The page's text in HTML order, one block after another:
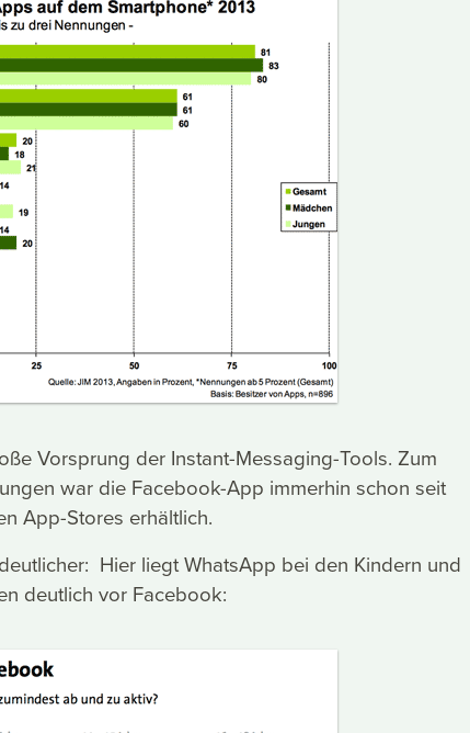
Vorsprung der Instant-Messaging-Tools. Zum
war die Facebook-App immerhin schon seit
App-Stores erhältlich.
Hier liegt WhatsApp bei den Kindern und
deutlich vor Facebook: